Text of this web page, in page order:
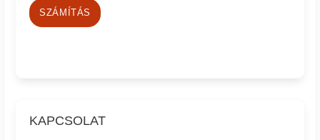
SZÁMÍTÁS
KAPCSOLAT